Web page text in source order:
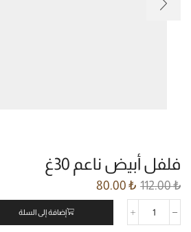
فلفل أبيض ناعم 30غ
112.00₺
80.00 ₺
إضافة إلى السلة